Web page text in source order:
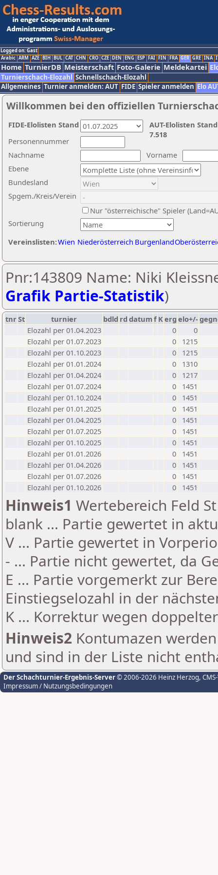
Logged on: Gast
Arabic ARM AZE BIH BUL CAT CHN CRO CZE DEN ENG ESP FAI FIN FRA GER GRE INA
Home TurnierDB Meisterschaft Foto-Galerie Meldekartei
Turnierschach-Elozahl Schnellschach-Elozahl
Allgemeines Turnier anmelden: AUT FIDE Spieler anmelden Elo
Willkommen bei den offiziellen
Nachname
Vorname
Ebene
Sortierung
Personennummer
Bundesland
Spgem./Kreis/Verein
Nur "österreichische" Spieler
Vereinslisten:Wien Niederösterreich Burgenland
AUT-Elolisten
7.518
FIDE-Elolisten Stand
Pnr:143809 Name: Niki
Grafik Partie-Statistik)
tnrSt turnier bdld rd datumf Kerg elo+/-
Elozahl per 01.04.2023
0
0
Elozahl per 01.07.2023
0
1215
Elozahl per 01.10.2023
0
1215
Elozahl per 01.01.2024
0
1310
Elozahl per 01.04.2024
0
1217
Elozahl per 01.07.2024
0
1451
Elozahl per 01.10.2024
0
1451
Elozahl per 01.01.2025
0
1451
Elozahl per 01.04.2025
0
1451
Elozahl per 01.07.2025
0
1451
Elozahl per 01.10.2025
0
1451
Elozahl per 01.01.2026
0
1451
Elozahl per 01.04.2026
0
1451
Elozahl per 01.07.2026
0
1451
Elozahl per 01.10.2026
0 1451
Hinweis1 Wertebereich Feld
blank ... Partie gewertet in
V ... Partie gewertet in
- ... Partie nicht gewertet, da
E ... Partie vorgemerkt zur
Einstiegselozahl in der
K ... Korrektur wegen
Hinweis2 Kontumazen
und sind in der Liste nicht
Der Schachturnier-Ergebnis-Server© 2006-2026 Heinz Herzog,
Impressum / Nutzungsbedingungen